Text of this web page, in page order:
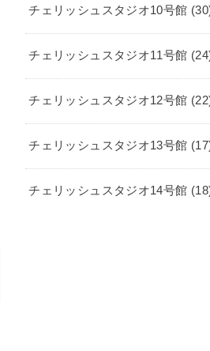
チェリッシュスタジオ10号館
チェリッシュスタジオ11号館
チェリッシュスタジオ12号館
チェリッシュスタジオ13号館
チェリッシュスタジオ14号館